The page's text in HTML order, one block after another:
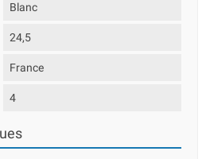
Blanc
24,5
France
4